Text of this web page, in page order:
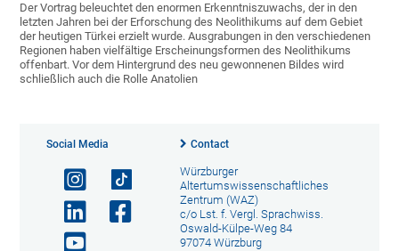
Der Vortrag beleuchtet den enormen Erkenntniszuwachs, der in den
letzten Jahren bei der Erforschung des Neolithikums auf dem Gebiet
der heutigen Türkei erzielt wurde. Ausgrabungen in den verschiedenen
Regionen haben vielfältige Erscheinungsformen des Neolithikums
offenbart. Vor dem Hintergrund des neu gewonnenen Bildes wird
schließlich auch die Rolle Anatolien
Social Media Contact
Würzburger
Altertumswissenschaftliches
Zentrum (WAZ)
c/o Lst. f. Vergl. Sprachwiss.
Oswald-Külpe-Weg 84
97074 Würzburg